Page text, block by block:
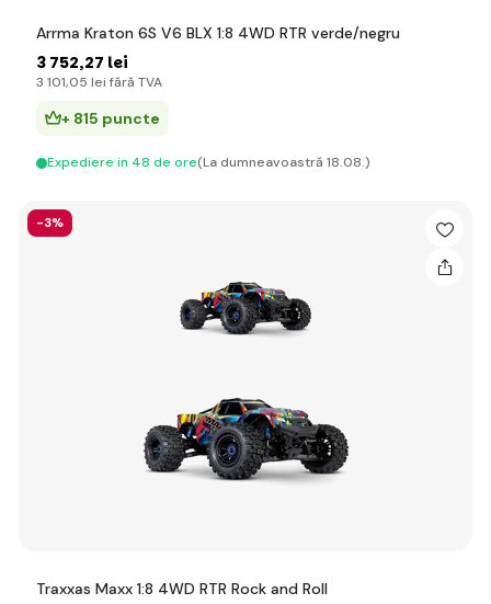
Arrma Kraton 6S V6 BLX 1:8 4WD RTR verde/negru
3 752,27 lei
3 101,05 lei fără TVA
+ 815 puncte
Expediere in 48 de ore(La dumneavoastră 18.08.)
-3%
Traxxas Maxx 1:8 4WD RTR Rock and Roll